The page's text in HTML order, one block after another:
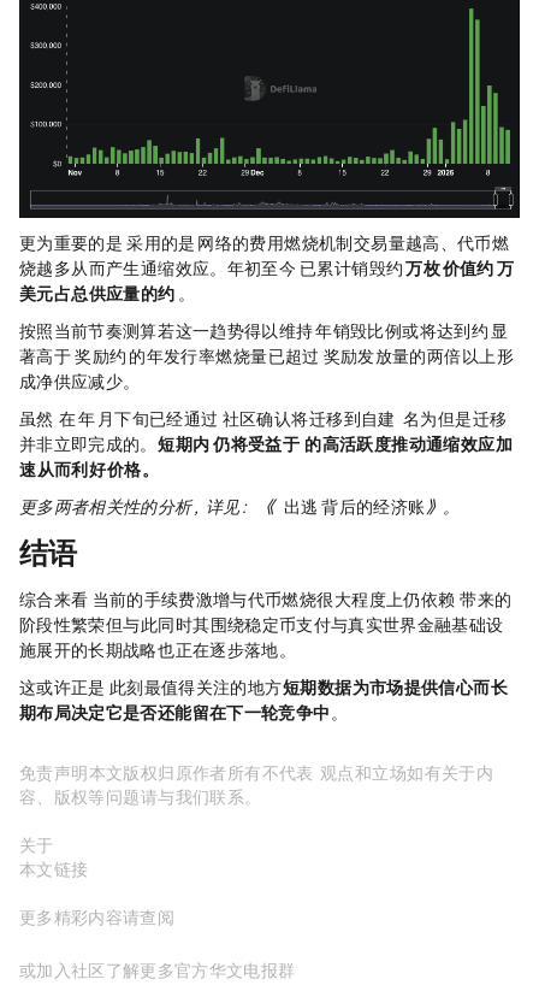
更为重要的是，Polygon 采用的是 PoS 网络的费用燃烧机制，交易量越高、代币燃
烧越多，从而产生通缩效应。年初至今，Polygon 已累计销毁约1250 万枚 POL，价值约 150 万
美元，占总供应量的约 0.12% 。
按照当前节奏测算，若这一趋势得以维持，2026 年销毁比例或将达到约 3.5%，显
著高于 staking 奖励约 1.5% 的年发行率，燃烧量已超过 staking 奖励发放量的两倍以上，形
成净供应减少。
虽然，Polymarket 在 2025 年 12 月下旬已经通过 Discord 社区确认，将迁移到自建 Layer 2（名为 POLY），但是迁移
并非立即完成的。短期内，Polygon 仍将受益于 Polymarket 的高活跃度，推动通缩效应加
速，从而利好 POL 价格。
更多两者相关性的分析，详见：《 Polymarket出逃Polygon背后的经济账 》。
结语
综合来看，Polygon 当前的手续费激增与代币燃烧，很大程度上仍依赖 Polymarket 带来的
阶段性繁荣；但与此同时，其围绕稳定币支付与真实世界金融基础设
施展开的长期战略，也正在逐步落地。
这或许正是 Polygon 此刻最值得关注的地方：短期数据为市场提供信心，而长
期布局决定它是否还能留在下一轮竞争中 。
免责声明：本文版权归原作者所有，不代表MyToken 观点和立场；如有关于内
容、版权等问题，请与我们联系。
关于MyToken：
本文链接：
更多精彩内容请查阅
或加入社区了解更多MyToken-官方华文电报群